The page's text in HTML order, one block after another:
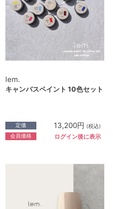
lem.
キャンバスペイント 10色セット
定価 13,200円 (税込)
会員価格 ログイン後に表示